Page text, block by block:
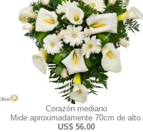
Corazón mediano
Mide aproximadamente 70cm de alto.
US$ 56.00